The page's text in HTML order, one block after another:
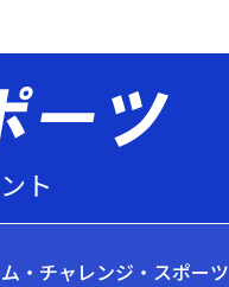
ト
・チャレンジ・スポーツ